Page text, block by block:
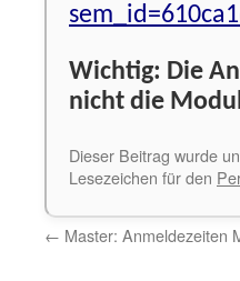
Wichtig: Die
nicht die
Dieser Beitrag wurde
Lesezeichen für den
← Master: Anmeldezeiten